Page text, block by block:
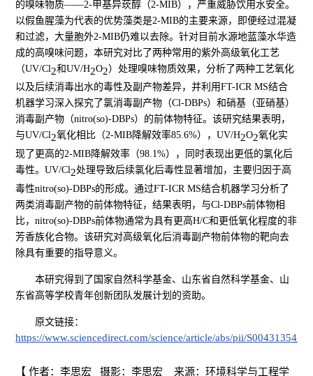
的嗅味物质——2-甲基异莰醇（2-MIB），严重威胁饮用水安全。
以假鱼腥藻为代表的优势藻类是2-MIB的主要来源，即便经过混凝
和过滤，大量胞外2-MIB仍难以去除。针对目前水源地蓝藻水华造
成的高嗅味问题，本研究对比了两种常用的紫外高级氧化工艺
（UV/Cl2和UV/H2O2）处理嗅味物质效果，分析了两种工艺氧化
以及后续消毒出水的毒性及副产物差异，并利用FT-ICR MS结合
机器学习深入探究了氯消毒副产物（Cl-DBPs）和硝基（亚硝基）
消毒副产物（nitro(so)-DBPs）的前体物特征。该研究结果表明，
与UV/Cl2氧化相比（2-MIB降解效率85.6%），UV/H2O2氧化实
现了更高的2-MIB降解效率（98.1%），同时表现出更低的氯化后
毒性。UV/Cl2处理导致后续氯化后毒性显著增加，主要归因于高
毒性nitro(so)-DBPs的形成。通过FT-ICR MS结合机器学习分析了
两类消毒副产物的前体物特征，结果表明，与Cl-DBPs前体物相
比，nitro(so)-DBPs前体物通常为具有更高H/C和更低氧化程度的非
芳香族化合物。该研究对高级氧化后消毒副产物前体物的靶向去
除具有重要的指导意义。
本研究得到了国家自然科学基金、山东省自然科学基金、山
东省高等学校青年创新团队发展计划的资助。
原文链接：
https://www.sciencedirect.com/science/article/abs/pii/
【 作者：李思宏 摄影：李思宏 来源：环境科学与工程学